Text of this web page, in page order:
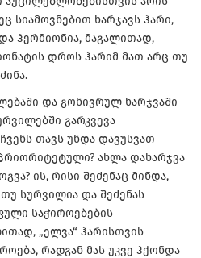
სიამოვნებით ხარჯავს ჰარი,
ჰერმიონია, მაგალითად,
დროს ჰარიმ მათ არც თუ
და გონივრულ ხარჯვაში
გარკვევა
თავს უნდა დავუსვათ
ახლა დახარჯვა
ის, რისი შეძენაც მინდა,
სურვილია და შეძენას
საჭიროებების
„ელვა“ ჰარისთვის
რადგან მას უკვე ჰქონდა